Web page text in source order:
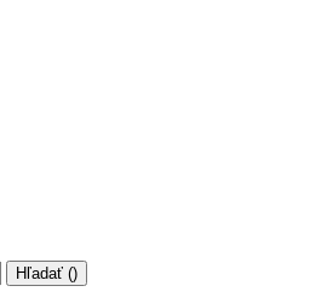
Hľadať ()